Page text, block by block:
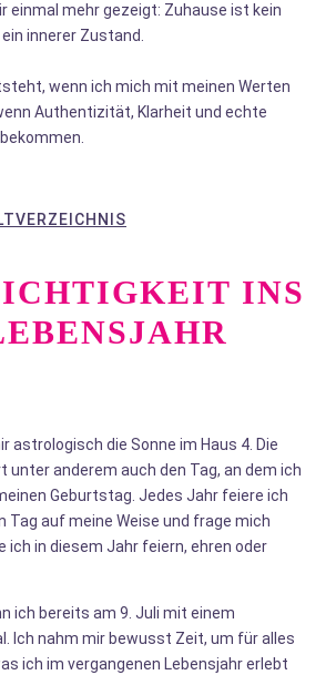
einmal mehr gezeigt: Zuhause ist kein
innerer Zustand.
wenn ich mich mit meinen Werten
Authentizität, Klarheit und echte
INS
astrologisch die Sonne im Haus 4. Die
unter anderem auch den Tag, an dem ich
Geburtstag. Jedes Jahr feiere ich
Tag auf meine Weise und frage mich
ich in diesem Jahr feiern, ehren oder
ich bereits am 9. Juli mit einem
Ich nahm mir bewusst Zeit, um für alles
ich im vergangenen Lebensjahr erlebt